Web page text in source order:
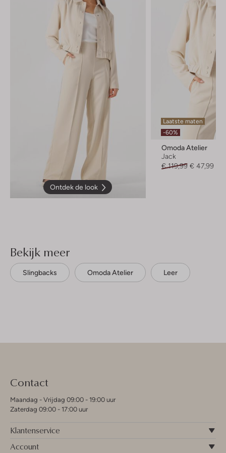
Ontdek de look
Laatste maten
-60%
Omoda Atelier
Jack
€ 119,99 € 47,99
Bekijk meer
Slingbacks Omoda Atelier Leer
Contact
Maandag - Vrijdag 09:00 - 19:00 uur
Zaterdag 09:00 - 17:00 uur
Klantenservice
Account